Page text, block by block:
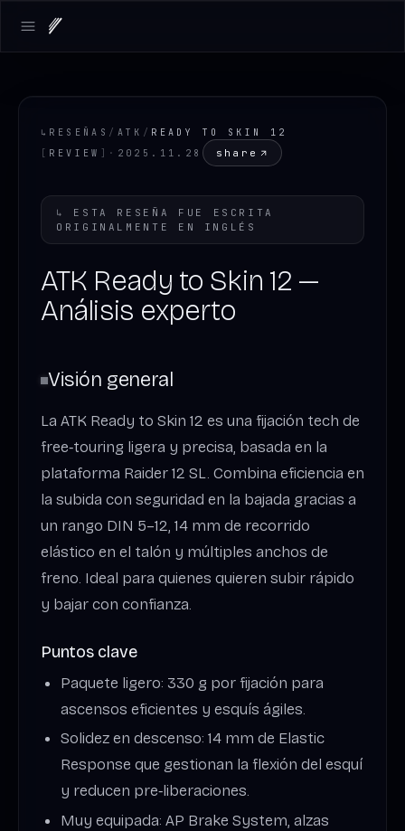
Open main menu
↳ RESEÑAS / ATK / READY TO SKIN 12
[ REVIEW ] · 2025.11.28 share
↳ ESTA RESEÑA FUE ESCRITA
ORIGINALMENTE EN
INGLÉS
ATK Ready to Skin 12 —
Análisis experto
Visión general
La ATK Ready to Skin 12 es una fijación tech de
free‑touring ligera y precisa, basada en la
plataforma Raider 12 SL. Combina eficiencia en
la subida con seguridad en la bajada gracias a
un rango DIN 5–12, 14 mm de recorrido
elástico en el talón y múltiples anchos de
freno. Ideal para quienes quieren subir rápido
y bajar con confianza.
Puntos clave
Paquete ligero: 330 g por fijación para
ascensos eficientes y esquís ágiles.
Solidez en descenso: 14 mm de Elastic
Response que gestionan la flexión del esquí
y reducen pre‑liberaciones.
Muy equipada: AP Brake System, alzas